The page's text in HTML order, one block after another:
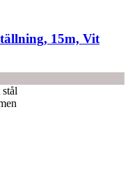
15m, Vit